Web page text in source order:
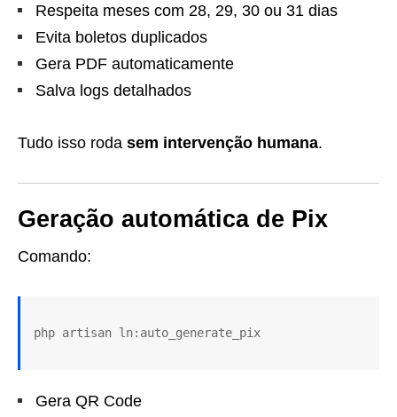
Respeita meses com 28, 29, 30 ou 31 dias
Evita boletos duplicados
Gera PDF automaticamente
Salva logs detalhados
Tudo isso roda sem intervenção humana.
Geração automática de Pix
Comando:
Gera QR Code